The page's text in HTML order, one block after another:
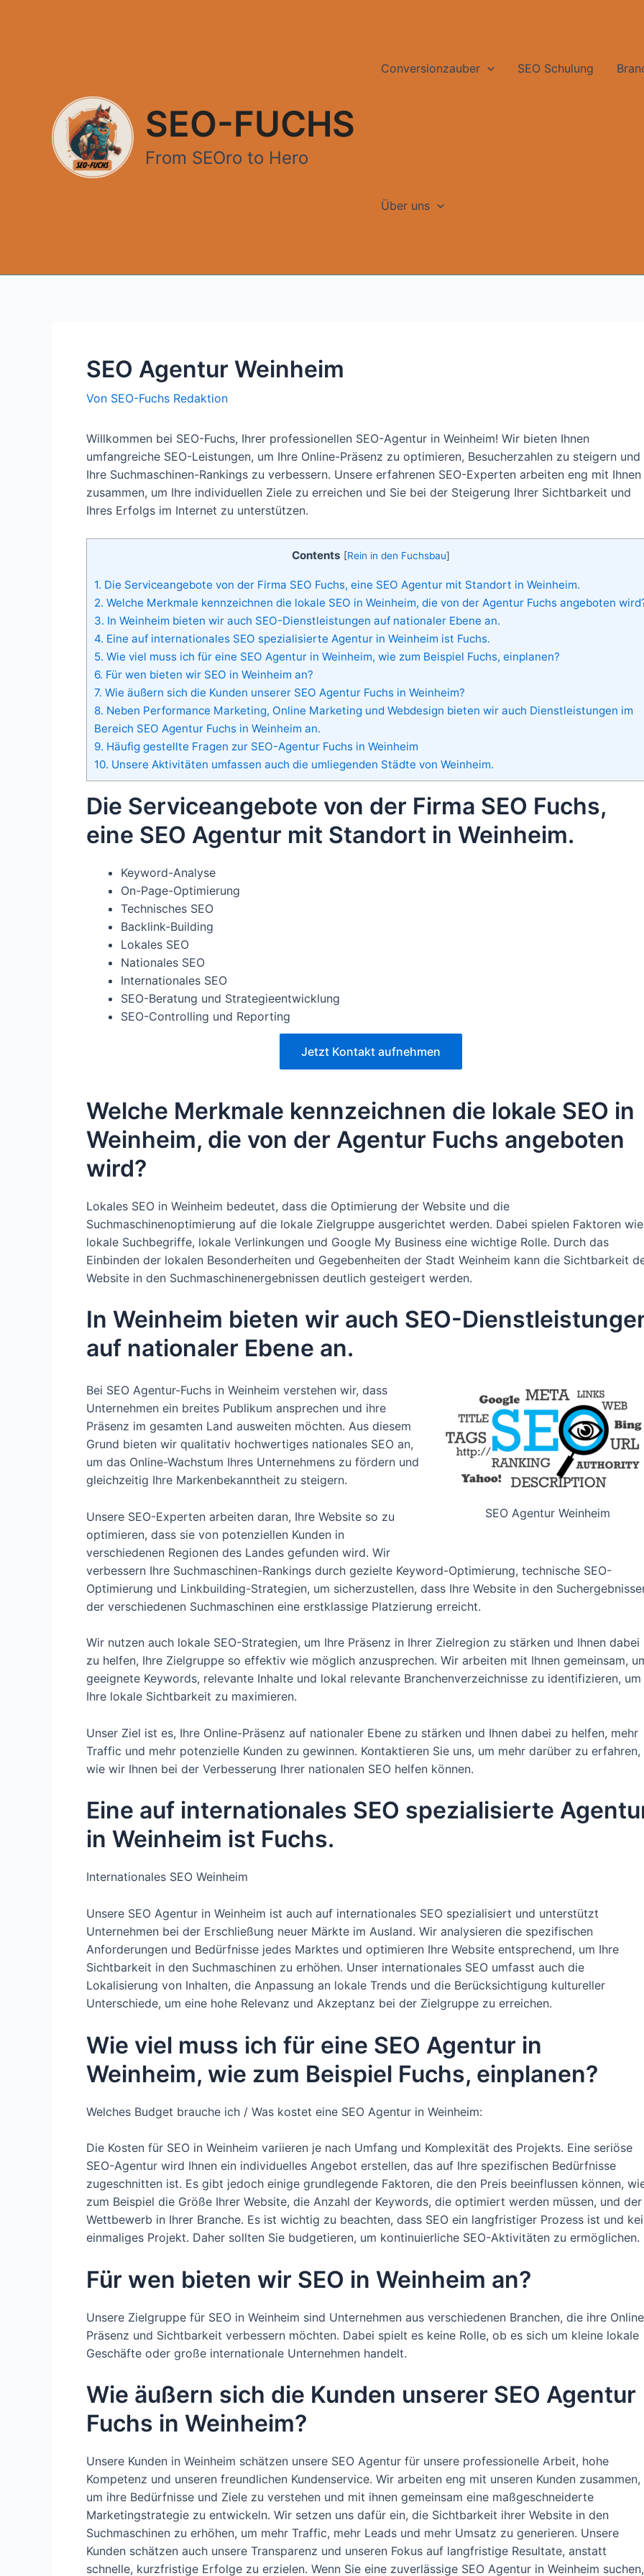
SEO-FUCHS
From SEOro to Hero
Conversionzauber SEO Schulung
Über uns
SEO Agentur Weinheim
Von SEO-Fuchs Redaktion
Willkommen bei SEO-Fuchs, Ihrer professionellen SEO-Agentur in Weinheim! Wir bieten Ihnen
umfangreiche SEO-Leistungen, um Ihre Online-Präsenz zu optimieren, Besucherzahlen zu steigern und
Ihre Suchmaschinen-Rankings zu verbessern. Unsere erfahrenen SEO-Experten arbeiten eng mit Ihnen
zusammen, um Ihre individuellen Ziele zu erreichen und Sie bei der Steigerung Ihrer Sichtbarkeit und
Ihres Erfolgs im Internet zu unterstützen.
Contents [Rein in den Fuchsbau]
1. Die Serviceangebote von der Firma SEO Fuchs, eine SEO Agentur mit Standort in Weinheim.
2. Welche Merkmale kennzeichnen die lokale SEO in Weinheim, die von der Agentur Fuchs angeboten
3. In Weinheim bieten wir auch SEO-Dienstleistungen auf nationaler Ebene an.
4. Eine auf internationales SEO spezialisierte Agentur in Weinheim ist Fuchs.
5. Wie viel muss ich für eine SEO Agentur in Weinheim, wie zum Beispiel Fuchs, einplanen?
6. Für wen bieten wir SEO in Weinheim an?
7. Wie äußern sich die Kunden unserer SEO Agentur Fuchs in Weinheim?
8. Neben Performance Marketing, Online Marketing und Webdesign bieten wir auch Dienstleistungen im
Bereich SEO Agentur Fuchs in Weinheim an.
9. Häufig gestellte Fragen zur SEO-Agentur Fuchs in Weinheim
10. Unsere Aktivitäten umfassen auch die umliegenden Städte von Weinheim.
Die Serviceangebote von der Firma SEO Fuchs,
eine SEO Agentur mit Standort in Weinheim.
Keyword-Analyse
On-Page-Optimierung
Technisches SEO
Backlink-Building
Lokales SEO
Nationales SEO
Internationales SEO
SEO-Beratung und Strategieentwicklung
SEO-Controlling und Reporting
Jetzt Kontakt aufnehmen
Welche Merkmale kennzeichnen die lokale SEO in
Weinheim, die von der Agentur Fuchs angeboten
wird?
Lokales SEO in Weinheim bedeutet, dass die Optimierung der Website und die
Suchmaschinenoptimierung auf die lokale Zielgruppe ausgerichtet werden. Dabei spielen Faktoren wie
lokale Suchbegriffe, lokale Verlinkungen und Google My Business eine wichtige Rolle. Durch das
Einbinden der lokalen Besonderheiten und Gegebenheiten der Stadt Weinheim kann die Sichtbarkeit
Website in den Suchmaschinenergebnissen deutlich gesteigert werden.
In Weinheim bieten wir auch SEO-
auf nationaler Ebene an.
SEO Agentur Weinheim
Bei SEO Agentur-Fuchs in Weinheim verstehen wir, dass
Unternehmen ein breites Publikum ansprechen und ihre
Präsenz im gesamten Land ausweiten möchten. Aus diesem
Grund bieten wir qualitativ hochwertiges nationales SEO an,
um das Online-Wachstum Ihres Unternehmens zu fördern und
gleichzeitig Ihre Markenbekanntheit zu steigern.
Unsere SEO-Experten arbeiten daran, Ihre Website so zu
optimieren, dass sie von potenziellen Kunden in
verschiedenen Regionen des Landes gefunden wird. Wir
verbessern Ihre Suchmaschinen-Rankings durch gezielte Keyword-Optimierung, technische SEO-
Optimierung und Linkbuilding-Strategien, um sicherzustellen, dass Ihre Website in den
der verschiedenen Suchmaschinen eine erstklassige Platzierung erreicht.
Wir nutzen auch lokale SEO-Strategien, um Ihre Präsenz in Ihrer Zielregion zu stärken und Ihnen dabei
zu helfen, Ihre Zielgruppe so effektiv wie möglich anzusprechen. Wir arbeiten mit Ihnen gemeinsam,
geeignete Keywords, relevante Inhalte und lokal relevante Branchenverzeichnisse zu identifizieren, um
Ihre lokale Sichtbarkeit zu maximieren.
Unser Ziel ist es, Ihre Online-Präsenz auf nationaler Ebene zu stärken und Ihnen dabei zu helfen, mehr
Traffic und mehr potenzielle Kunden zu gewinnen. Kontaktieren Sie uns, um mehr darüber zu erfahren,
wie wir Ihnen bei der Verbesserung Ihrer nationalen SEO helfen können.
Eine auf internationales SEO spezialisierte
in Weinheim ist Fuchs.
Internationales SEO Weinheim
Unsere SEO Agentur in Weinheim ist auch auf internationales SEO spezialisiert und unterstützt
Unternehmen bei der Erschließung neuer Märkte im Ausland. Wir analysieren die spezifischen
Anforderungen und Bedürfnisse jedes Marktes und optimieren Ihre Website entsprechend, um Ihre
Sichtbarkeit in den Suchmaschinen zu erhöhen. Unser internationales SEO umfasst auch die
Lokalisierung von Inhalten, die Anpassung an lokale Trends und die Berücksichtigung kultureller
Unterschiede, um eine hohe Relevanz und Akzeptanz bei der Zielgruppe zu erreichen.
Wie viel muss ich für eine SEO Agentur in
Weinheim, wie zum Beispiel Fuchs, einplanen?
Welches Budget brauche ich / Was kostet eine SEO Agentur in Weinheim:
Die Kosten für SEO in Weinheim variieren je nach Umfang und Komplexität des Projekts. Eine seriöse
SEO-Agentur wird Ihnen ein individuelles Angebot erstellen, das auf Ihre spezifischen Bedürfnisse
zugeschnitten ist. Es gibt jedoch einige grundlegende Faktoren, die den Preis beeinflussen können,
zum Beispiel die Größe Ihrer Website, die Anzahl der Keywords, die optimiert werden müssen, und der
Wettbewerb in Ihrer Branche. Es ist wichtig zu beachten, dass SEO ein langfristiger Prozess ist und
einmaliges Projekt. Daher sollten Sie budgetieren, um kontinuierliche SEO-Aktivitäten zu ermöglichen.
Für wen bieten wir SEO in Weinheim an?
Unsere Zielgruppe für SEO in Weinheim sind Unternehmen aus verschiedenen Branchen, die ihre
Präsenz und Sichtbarkeit verbessern möchten. Dabei spielt es keine Rolle, ob es sich um kleine lokale
Geschäfte oder große internationale Unternehmen handelt.
Wie äußern sich die Kunden unserer SEO Agentur
Fuchs in Weinheim?
Unsere Kunden in Weinheim schätzen unsere SEO Agentur für unsere professionelle Arbeit, hohe
Kompetenz und unseren freundlichen Kundenservice. Wir arbeiten eng mit unseren Kunden zusammen,
um ihre Bedürfnisse und Ziele zu verstehen und mit ihnen gemeinsam eine maßgeschneiderte
Marketingstrategie zu entwickeln. Wir setzen uns dafür ein, die Sichtbarkeit ihrer Website in den
Suchmaschinen zu erhöhen, um mehr Traffic, mehr Leads und mehr Umsatz zu generieren. Unsere
Kunden schätzen auch unsere Transparenz und unseren Fokus auf langfristige Resultate, anstatt
schnelle, kurzfristige Erfolge zu erzielen. Wenn Sie eine zuverlässige SEO Agentur in Weinheim suchen,